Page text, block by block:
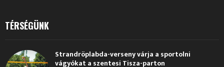
TÉRSÉGÜNK
Strandröplabda-verseny várja a sportolni
vágyókat a szentesi Tisza-parton